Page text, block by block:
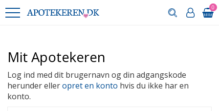
0
Mit Apotekeren
Log ind med dit brugernavn og din adgangskode
herunder elleropret en konto hvis du ikke har en
konto.